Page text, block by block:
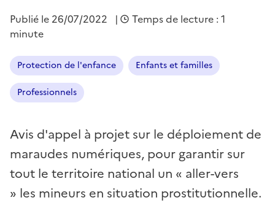
Publié le 26/07/2022 |
Temps de lecture : 1
minute
Protection de l'enfance Enfants et familles
Professionnels
Avis d'appel à projet sur le déploiement de
maraudes numériques, pour garantir sur
tout le territoire national un « aller-vers
» les mineurs en situation prostitutionnelle.